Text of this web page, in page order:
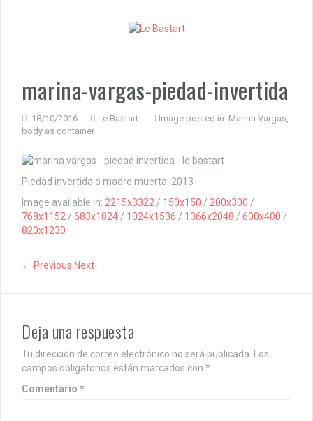
marina-vargas-piedad-invertida
18/10/2016 Le Bastart Image posted in: Marina Vargas,
body as container
Piedad invertida o madre muerta. 2013
Image available in: 2215x3322 / 150x150 / 200x300 /
768x1152 / 683x1024 / 1024x1536 / 1366x2048 / 600x400 /
820x1230
← Previous Next →
Deja una respuesta
Tu dirección de correo electrónico no será publicada. Los
campos obligatorios están marcados con *
Comentario *